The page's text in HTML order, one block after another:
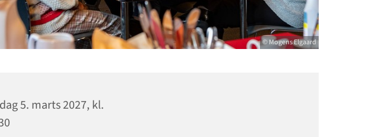
© Mogens Elgaard
5. marts 2027, kl.